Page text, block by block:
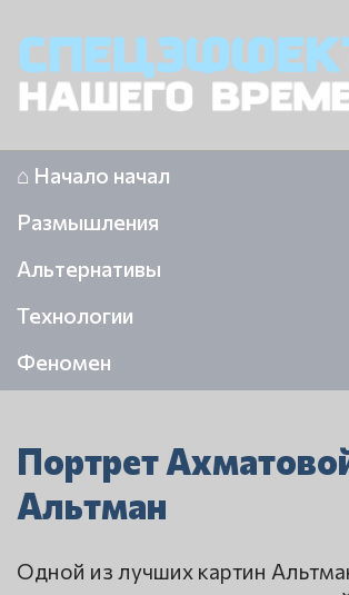
⌂ Начало начал
Размышления
Альтернативы
Технологии
Феномен
Портрет
Альтман
Одной из лучших картин